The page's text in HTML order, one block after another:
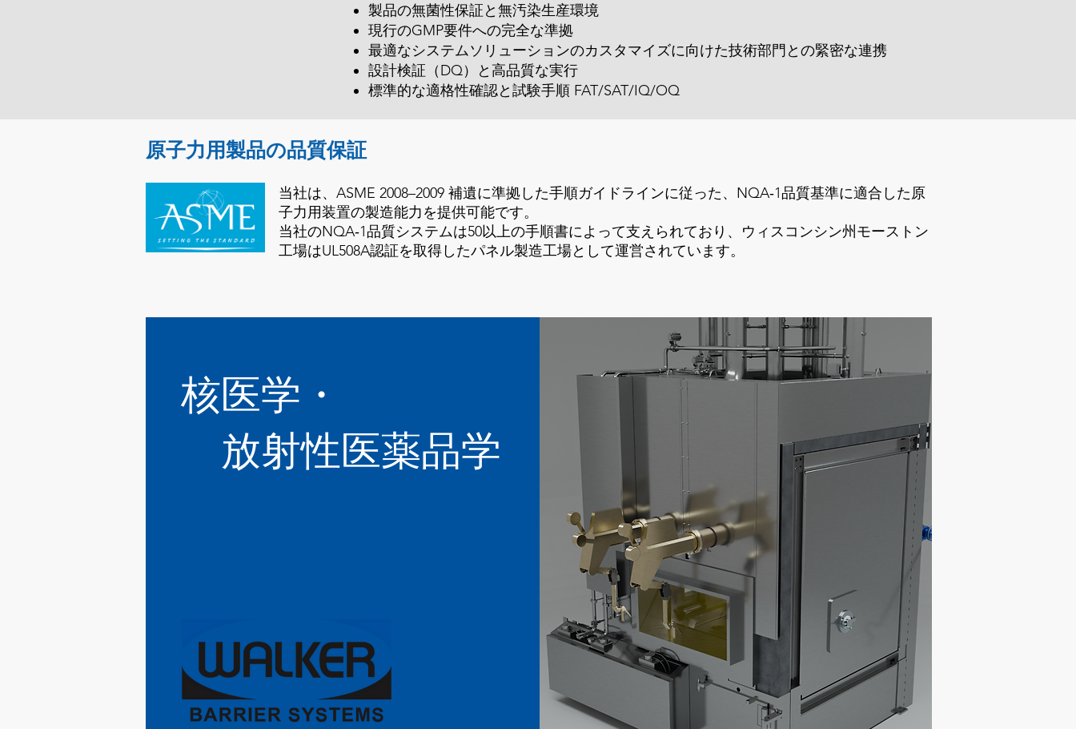
製品の無菌性保証と無汚染生産環境
現行のGMP要件への完全な準拠
最適なシステムソリューションのカスタマイズに向けた技術部門との緊密な連携
設計検証（DQ）と高品質な実行
標準的な適格性確認と試験手順 FAT/SAT/IQ/OQ
原子力用製品の品質保証
当社は、ASME 2008–2009 補遺に準拠した手順ガイドラインに従った、NQA‑1品質基準に適合した原
子力用装置の製造能力を提供可能です。
当社のNQA‑1品質システムは50以上の手順書によって支えられており、ウィスコンシン州モーストン
工場はUL508A認証を取得したパネル製造工場として運営されています。
核医学・
​ 放射性医薬品学